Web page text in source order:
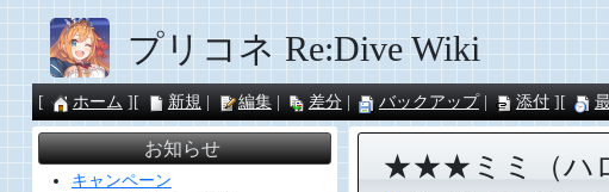
プリコネ Re:Dive Wiki
ホーム 新規 編集 差分 バックアップ 添付
★★★ミミ（ハ
お知らせ
キャンペーン